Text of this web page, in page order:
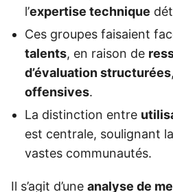
l’expertise technique
Ces groupes faisaient
talents, en raison de
d’évaluation structurées
offensives.
La distinction entre
est centrale, soulignant la
vastes communautés.
Il s’agit d’une analyse de